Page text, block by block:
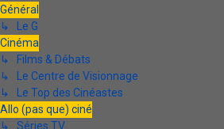
Général
↳ Le G
Cinéma
↳ Films & Débats
↳ Le Centre de Visionnage
↳ Le Top des Cinéastes
Allo (pas que) ciné
↳ Séries TV